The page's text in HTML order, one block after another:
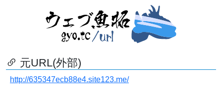
元URL(外部)
http://635347ecb88e4.site123.me/